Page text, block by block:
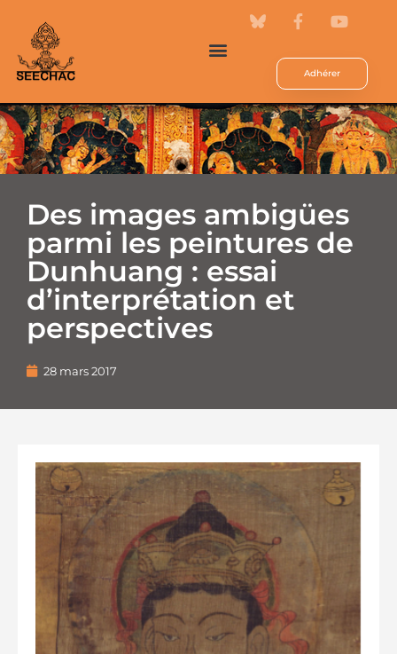
Adhérer
Des images ambigües
parmi les peintures de
Dunhuang : essai
d’interprétation et
perspectives
28 mars 2017